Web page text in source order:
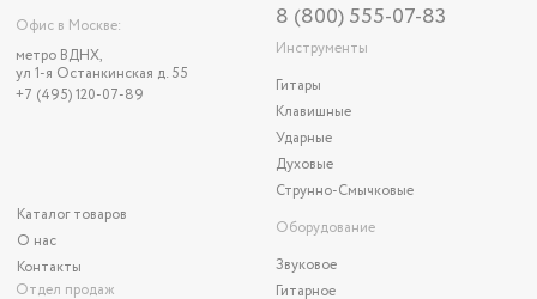
Офис в Москве:
метро ВДНХ,
ул 1-я Останкинская д. 55
+7 (495) 120-07-89
Каталог товаров
О нас
Контакты
Отдел продаж
8 (800) 555-07-83
Инструменты
Гитары
Клавишные
Ударные
Духовые
Струнно-Смычковые
Оборудование
Звуковое
Гитарное